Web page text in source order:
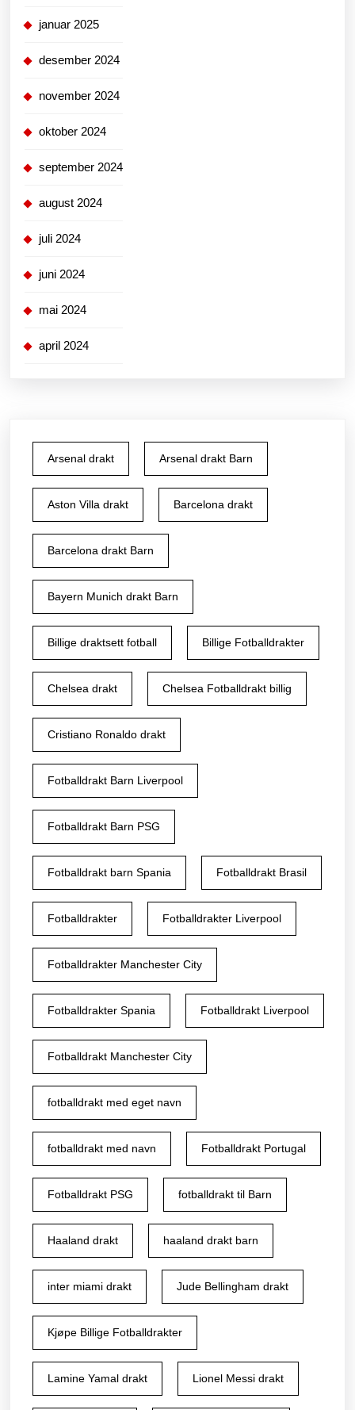
januar 2025
desember 2024
november 2024
oktober 2024
september 2024
august 2024
juli 2024
juni 2024
mai 2024
april 2024
Arsenal drakt Arsenal drakt Barn
Aston Villa drakt Barcelona drakt
Barcelona drakt Barn
Bayern Munich drakt Barn
Billige draktsett fotball Billige Fotballdrakter
Chelsea drakt Chelsea Fotballdrakt billig
Cristiano Ronaldo drakt
Fotballdrakt Barn Liverpool
Fotballdrakt Barn PSG
Fotballdrakt barn Spania Fotballdrakt Brasil
Fotballdrakter Fotballdrakter Liverpool
Fotballdrakter Manchester City
Fotballdrakter Spania Fotballdrakt Liverpool
Fotballdrakt Manchester City
fotballdrakt med eget navn
fotballdrakt med navn Fotballdrakt Portugal
Fotballdrakt PSG fotballdrakt til Barn
Haaland drakt haaland drakt barn
inter miami drakt Jude Bellingham drakt
Kjøpe Billige Fotballdrakter
Lamine Yamal drakt Lionel Messi drakt